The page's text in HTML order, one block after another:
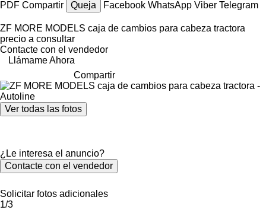
PDF Compartir Queja Facebook WhatsApp Viber Telegram
ZF MORE MODELS caja de cambios para cabeza tractora
precio a consultar
Contacte con el vendedor
Llámame Ahora
Compartir
Ver todas las fotos
¿Le interesa el anuncio?
Contacte con el vendedor
Solicitar fotos adicionales
1/3